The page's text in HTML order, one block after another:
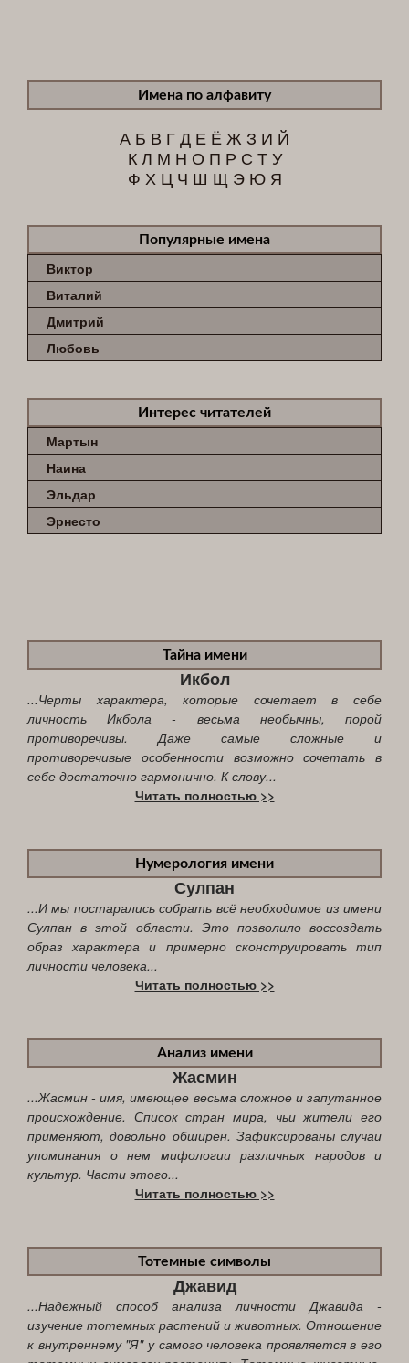
Имена по алфавиту
А Б В ГД Е Ё Ж З И Й
К Л М Н О П Р С Т У
Ф Х Ц Ч Ш Щ Э Ю Я
Популярные имена
Виктор
Виталий
Дмитрий
Любовь
Интерес читателей
Мартын
Наина
Эльдар
Эрнесто
Тайна имени
Икбол
...Черты характера, которые сочетает в себе
личность Икбола - весьма необычны, порой
противоречивы. Даже самые сложные и
противоречивые особенности возможно сочетать в
себе достаточно гармонично. К слову...
Читать полностью >>
Нумерология имени
Сулпан
...И мы постарались собрать всё необходимое из имени
Сулпан в этой области. Это позволило воссоздать
образ характера и примерно сконструировать тип
личности человека...
Читать полностью >>
Анализ имени
Жасмин
...Жасмин - имя, имеющее весьма сложное и запутанное
происхождение. Список стран мира, чьи жители его
применяют, довольно обширен. Зафиксированы случаи
упоминания о нем мифологии различных народов и
культур. Части этого...
Читать полностью >>
Тотемные символы
Джавид
...Надежный способ анализа личности Джавида -
изучение тотемных растений и животных. Отношение
к внутреннему "Я" у самого человека проявляется в его